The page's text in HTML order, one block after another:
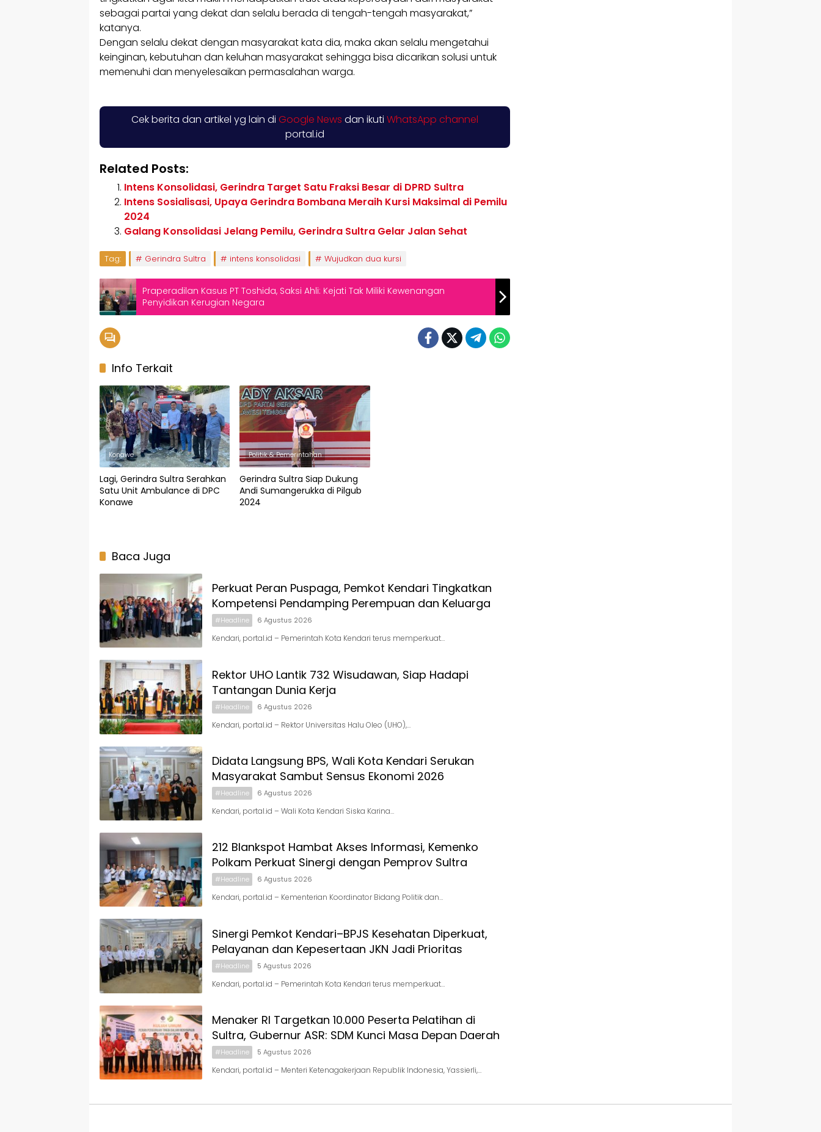
sebagai partai yang dekat dan selalu berada di tengah-tengah masyarakat,”
katanya.
Dengan selalu dekat dengan masyarakat kata dia, maka akan selalu mengetahui
keinginan, kebutuhan dan keluhan masyarakat sehingga bisa dicarikan solusi untuk
memenuhi dan menyelesaikan permasalahan warga.
Cek berita dan artikel yg lain di Google News dan ikuti WhatsApp channel
portal.id
Related Posts:
Intens Konsolidasi, Gerindra Target Satu Fraksi Besar di DPRD Sultra
Intens Sosialisasi, Upaya Gerindra Bombana Meraih Kursi Maksimal di Pemilu
2024
Galang Konsolidasi Jelang Pemilu, Gerindra Sultra Gelar Jalan Sehat
Tag: Gerindra Sultra intens konsolidasi Wujudkan dua kursi
Praperadilan Kasus PT Toshida, Saksi Ahli: Kejati Tak Miliki Kewenangan
Penyidikan Kerugian Negara
Info Terkait
Konawe
Lagi, Gerindra Sultra Serahkan
Satu Unit Ambulance di DPC
Konawe
Politik & Pemerintahan
Gerindra Sultra Siap Dukung
Andi Sumangerukka di Pilgub
2024
Baca Juga
Perkuat Peran Puspaga, Pemkot Kendari Tingkatkan
Kompetensi Pendamping Perempuan dan Keluarga
#Headline 6 Agustus 2026
Kendari, portal.id – Pemerintah Kota Kendari terus memperkuat…
Rektor UHO Lantik 732 Wisudawan, Siap Hadapi
Tantangan Dunia Kerja
#Headline 6 Agustus 2026
Kendari, portal.id – Rektor Universitas Halu Oleo (UHO),…
Didata Langsung BPS, Wali Kota Kendari Serukan
Masyarakat Sambut Sensus Ekonomi 2026
#Headline 6 Agustus 2026
Kendari, portal.id – Wali Kota Kendari Siska Karina…
212 Blankspot Hambat Akses Informasi, Kemenko
Polkam Perkuat Sinergi dengan Pemprov Sultra
#Headline 6 Agustus 2026
Kendari, portal.id – Kementerian Koordinator Bidang Politik dan…
Sinergi Pemkot Kendari–BPJS Kesehatan Diperkuat,
Pelayanan dan Kepesertaan JKN Jadi Prioritas
#Headline 5 Agustus 2026
Kendari, portal.id – Pemerintah Kota Kendari terus memperkuat…
Menaker RI Targetkan 10.000 Peserta Pelatihan di
Sultra, Gubernur ASR: SDM Kunci Masa Depan Daerah
#Headline 5 Agustus 2026
Kendari, portal.id – Menteri Ketenagakerjaan Republik Indonesia, Yassierli,…